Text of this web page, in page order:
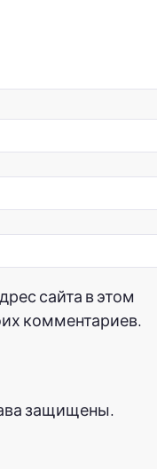
сайта в этом
комментариев.
защищены.